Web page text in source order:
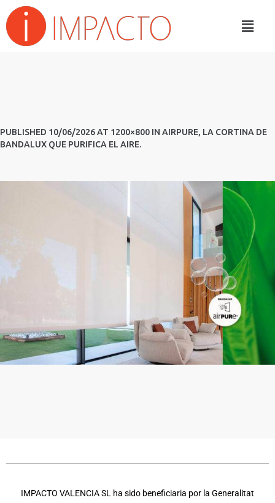
PUBLISHED 10/06/2026AT 1200×800 IN AIRPURE, LA CORTINA DE
BANDALUX QUE PURIFICA EL AIRE.
IMPACTO VALENCIA SL ha sido beneficiaria por la Generalitat